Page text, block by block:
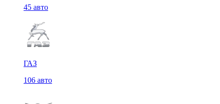
45 авто
ГАЗ
106 авто